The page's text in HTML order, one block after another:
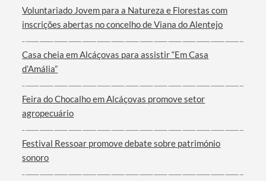
Filtros
Voluntariado Jovem para a Natureza e Florestas com
inscrições abertas no concelho de Viana do Alentejo
Casa cheia em Alcáçovas para assistir “Em Casa
d’Amália”
Feira do Chocalho em Alcáçovas promove setor
agropecuário
Festival Ressoar promove debate sobre património
sonoro